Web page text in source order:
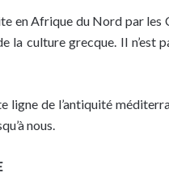
en Afrique du Nord par les
la culture grecque. Il
de l’antiquité
nous.